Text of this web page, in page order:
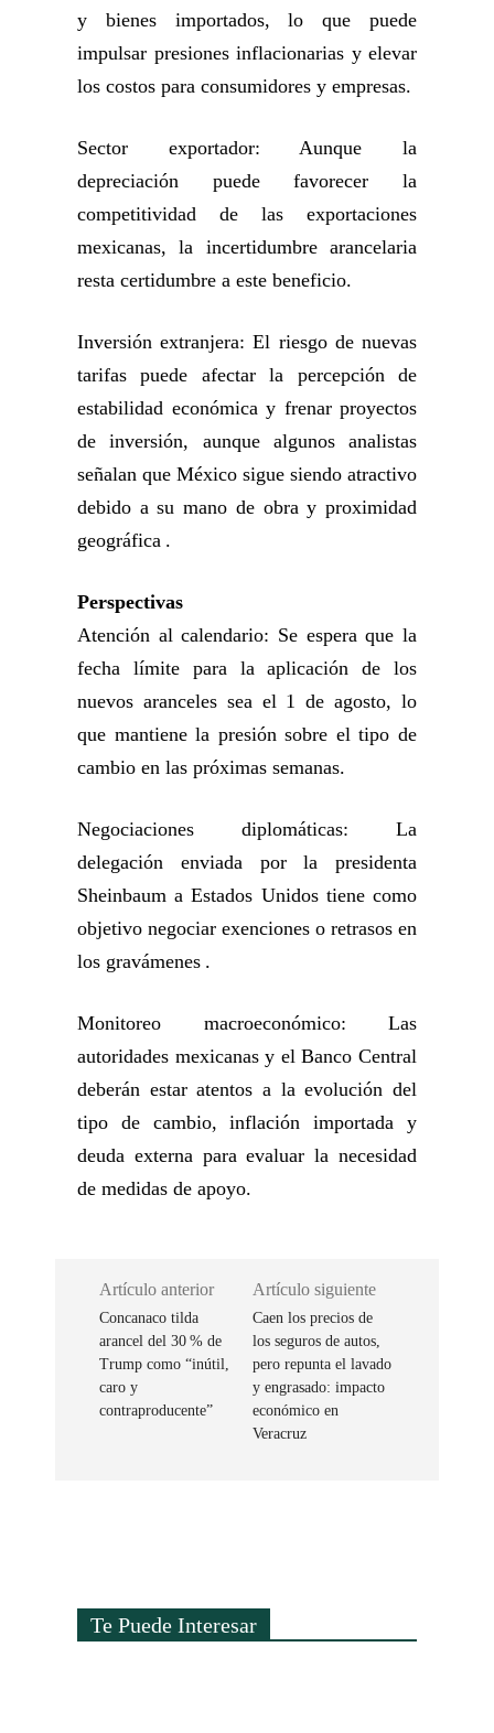
y bienes importados, lo que puede
impulsar presiones inflacionarias y elevar
los costos para consumidores y empresas.
Sector exportador: Aunque la
depreciación puede favorecer la
competitividad de las exportaciones
mexicanas, la incertidumbre arancelaria
resta certidumbre a este beneficio.
Inversión extranjera: El riesgo de nuevas
tarifas puede afectar la percepción de
estabilidad económica y frenar proyectos
de inversión, aunque algunos analistas
señalan que México sigue siendo atractivo
debido a su mano de obra y proximidad
geográfica .
Perspectivas
Atención al calendario: Se espera que la
fecha límite para la aplicación de los
nuevos aranceles sea el 1 de agosto, lo
que mantiene la presión sobre el tipo de
cambio en las próximas semanas.
Negociaciones diplomáticas: La
delegación enviada por la presidenta
Sheinbaum a Estados Unidos tiene como
objetivo negociar exenciones o retrasos en
los gravámenes .
Monitoreo macroeconómico: Las
autoridades mexicanas y el Banco Central
deberán estar atentos a la evolución del
tipo de cambio, inflación importada y
deuda externa para evaluar la necesidad
de medidas de apoyo.
Artículo anterior
Concanaco tilda
arancel del 30 % de
Trump como “inútil,
caro y
contraproducente”
Artículo siguiente
Caen los precios de
los seguros de autos,
pero repunta el lavado
y engrasado: impacto
económico en
Veracruz
Te Puede Interesar